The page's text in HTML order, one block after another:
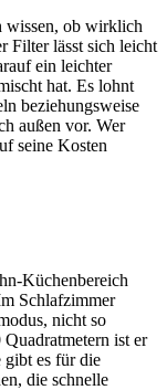
wissen, ob wirklich
Filter lässt sich leicht
ein leichter
hat. Es lohnt
beziehungsweise
außen vor. Wer
seine Kosten
Küchenbereich
Schlafzimmer
, nicht so
ist er
gibt es für die
die schnelle